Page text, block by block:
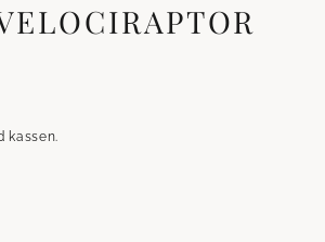
kassen.